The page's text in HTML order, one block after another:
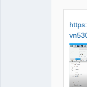
Google_Search